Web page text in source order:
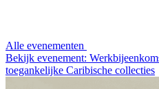
Alle evenementen
Bekijk evenement:
toegankelijke Caribische collecties